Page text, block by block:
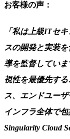
お客様の声：
「私は上級ITセ
スの開発と実装
導を監督してい
視性を最優先す
ス、エンドユー
インフラ全体で
Singularity Cloud